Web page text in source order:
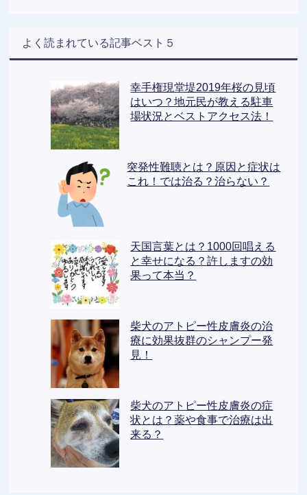
よく読まれている記事ベスト５
幸手権現堂堤2019年桜の見頃
はいつ？地元民が教える駐車
場状況とベストアクセス法！
突発性難聴とは？原因と症状は
これ！では治る？治らない？
天国言葉とは？1000回唱える
と幸せになる？許しますの効
果って本当？
柴犬のアトピー性皮膚炎の治
療に効果抜群のシャンプー発
見！
柴犬のアトピー性皮膚炎の症
状とは？薬や食事で治療は出
来る？